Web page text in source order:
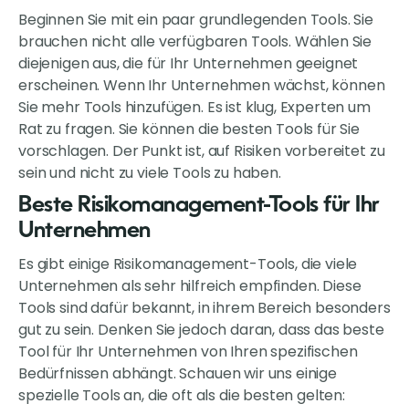
Beginnen Sie mit ein paar grundlegenden Tools. Sie
brauchen nicht alle verfügbaren Tools. Wählen Sie
diejenigen aus, die für Ihr Unternehmen geeignet
erscheinen. Wenn Ihr Unternehmen wächst, können
Sie mehr Tools hinzufügen. Es ist klug, Experten um
Rat zu fragen. Sie können die besten Tools für Sie
vorschlagen. Der Punkt ist, auf Risiken vorbereitet zu
sein und nicht zu viele Tools zu haben.
Beste Risikomanagement-Tools für Ihr
Unternehmen
Es gibt einige Risikomanagement-Tools, die viele
Unternehmen als sehr hilfreich empfinden. Diese
Tools sind dafür bekannt, in ihrem Bereich besonders
gut zu sein. Denken Sie jedoch daran, dass das beste
Tool für Ihr Unternehmen von Ihren spezifischen
Bedürfnissen abhängt. Schauen wir uns einige
spezielle Tools an, die oft als die besten gelten: